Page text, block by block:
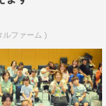
＞
ドラマです。
メント＞
ルファーム )